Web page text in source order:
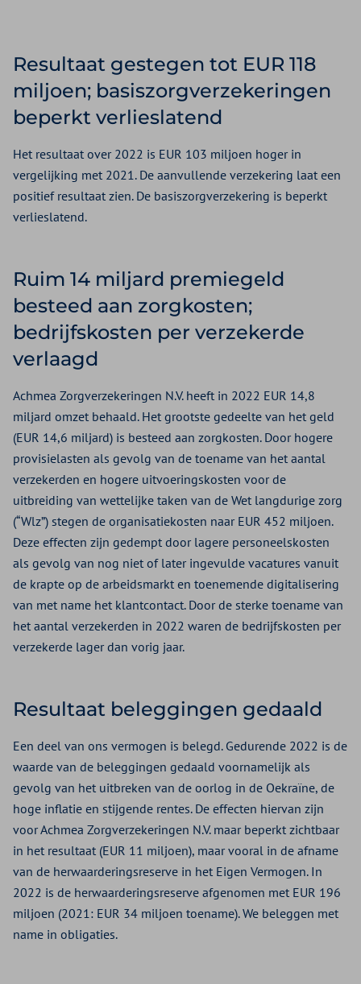
Resultaat gestegen tot EUR 118
miljoen; basiszorgverzekeringen
beperkt verlieslatend
Het resultaat over 2022 is EUR 103 miljoen hoger in
vergelijking met 2021. De aanvullende verzekering laat een
positief resultaat zien. De basiszorgverzekering is beperkt
verlieslatend.
Ruim 14 miljard premiegeld
besteed aan zorgkosten;
bedrijfskosten per verzekerde
verlaagd
Achmea Zorgverzekeringen N.V. heeft in 2022 EUR 14,8
miljard omzet behaald. Het grootste gedeelte van het geld
(EUR 14,6 miljard) is besteed aan zorgkosten. Door hogere
provisielasten als gevolg van de toename van het aantal
verzekerden en hogere uitvoeringskosten voor de
uitbreiding van wettelijke taken van de Wet langdurige zorg
(“Wlz”) stegen de organisatiekosten naar EUR 452 miljoen.
Deze effecten zijn gedempt door lagere personeelskosten
als gevolg van nog niet of later ingevulde vacatures vanuit
de krapte op de arbeidsmarkt en toenemende digitalisering
van met name het klantcontact. Door de sterke toename van
het aantal verzekerden in 2022 waren de bedrijfskosten per
verzekerde lager dan vorig jaar.
Resultaat beleggingen gedaald
Een deel van ons vermogen is belegd. Gedurende 2022 is de
waarde van de beleggingen gedaald voornamelijk als
gevolg van het uitbreken van de oorlog in de Oekraïne, de
hoge inflatie en stijgende rentes. De effecten hiervan zijn
voor Achmea Zorgverzekeringen N.V. maar beperkt zichtbaar
in het resultaat (EUR 11 miljoen), maar vooral in de afname
van de herwaarderingsreserve in het Eigen Vermogen. In
2022 is de herwaarderingsreserve afgenomen met EUR 196
miljoen (2021: EUR 34 miljoen toename). We beleggen met
name in obligaties.